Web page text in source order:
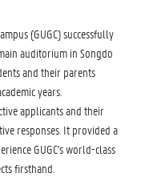
(GUGC) successfully
auditorium in Songdo
and their parents
years.
applicants and their
responses. It provided a
GUGC's world-class
firsthand.